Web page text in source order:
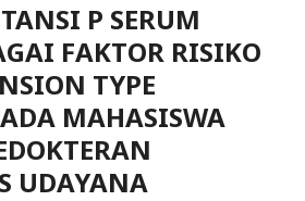
P SERUM
FAKTOR RISIKO
TYPE
MAHASISWA
UDAYANA